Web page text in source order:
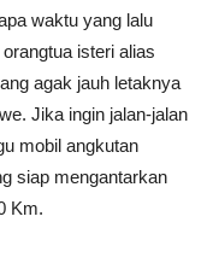
waktu yang lalu
isteri alias
agak jauh letaknya
Jika ingin jalan-jalan
mobil angkutan
siap mengantarkan
Km.